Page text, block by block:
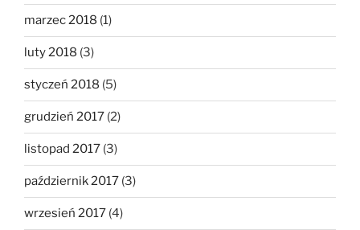
marzec 2018 (1)
luty 2018 (3)
styczeń 2018 (5)
grudzień 2017 (2)
listopad 2017 (3)
październik 2017 (3)
wrzesień 2017 (4)